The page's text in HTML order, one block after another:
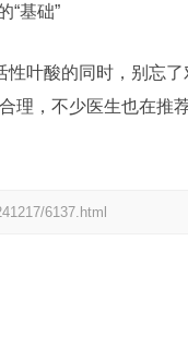
“基础”
性叶酸的同时，别忘了
理，不少医生也在推
6137.html